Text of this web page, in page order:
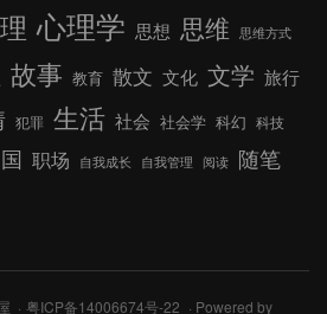
心理学 思想 思维 思维方式
故事 教育 散文 文化 文学 旅行
犯罪 生活 社会 社会学 科幻 科技
职场 自我成长 自我管理 阅读 随笔
粤ICP备14006674号-22 Powered by